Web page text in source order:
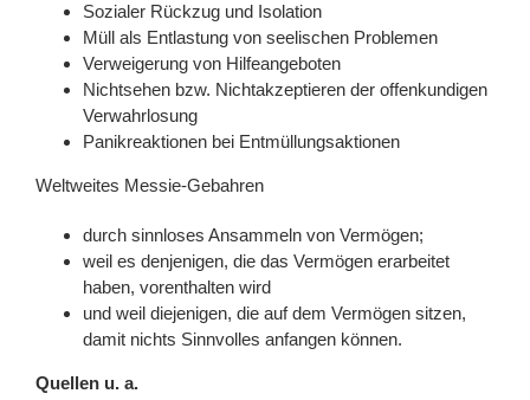
Sozialer Rückzug und Isolation
Müll als Entlastung von seelischen Problemen
Verweigerung von Hilfeangeboten
Nichtsehen bzw. Nichtakzeptieren der offenkundigen
Verwahrlosung
Panikreaktionen bei Entmüllungsaktionen
Weltweites Messie-Gebahren
durch sinnloses Ansammeln von Vermögen;
weil es denjenigen, die das Vermögen erarbeitet
haben, vorenthalten wird
und weil diejenigen, die auf dem Vermögen sitzen,
damit nichts Sinnvolles anfangen können.
Quellen u. a.